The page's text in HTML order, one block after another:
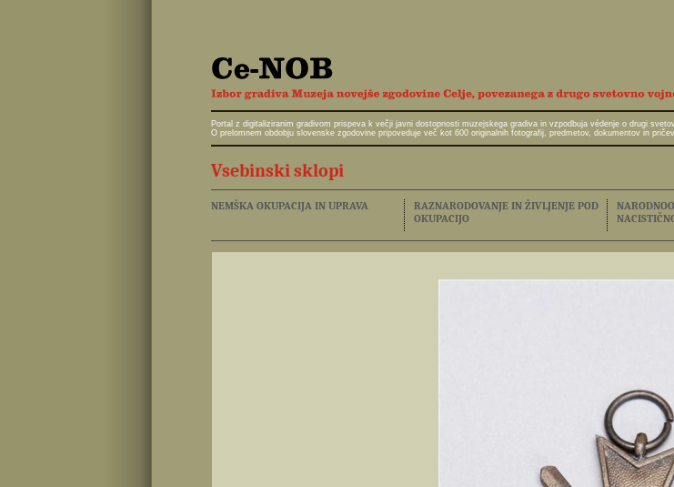
Portal z digitaliziranim gradivom prispeva k večji javni dostopnosti muzejskega gradiva in vzpodbuja védenje o drugi
O prelomnem obdobju slovenske zgodovine pripoveduje več kot 600 originalnih fotografij, predmetov, dokumentov in
Vsebinski sklopi
NEMŠKA OKUPACIJA IN UPRAVA
RAZNARODOVANJE IN ŽIVLJENJE POD
OKUPACIJO